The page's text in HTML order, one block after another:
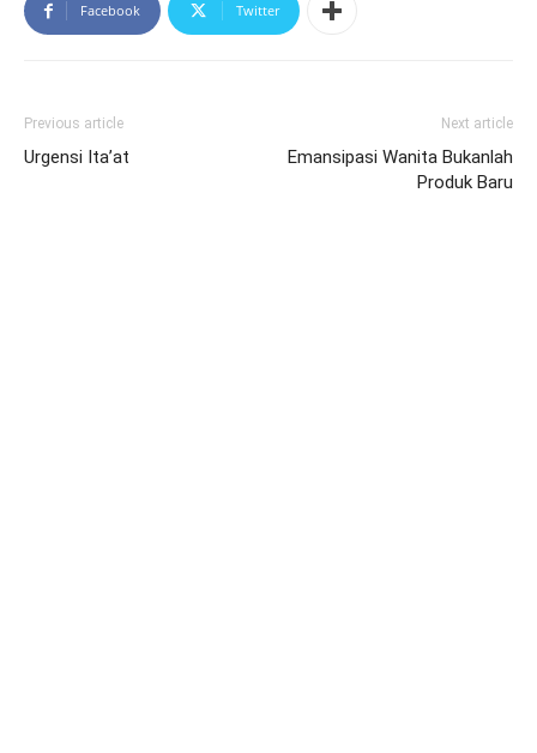
Facebook Twitter
Previous article
Urgensi Ita’at
Next article
Emansipasi Wanita Bukanlah
Produk Baru